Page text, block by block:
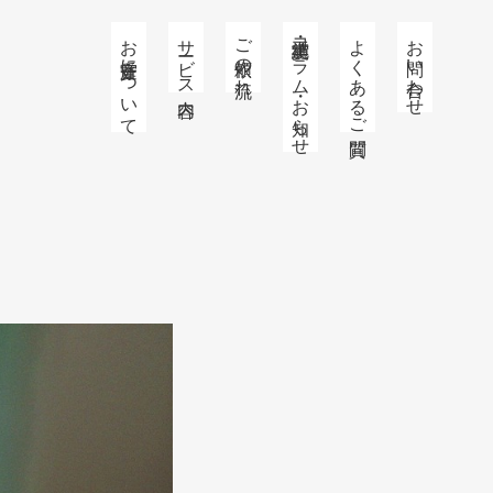
お庭番守について サービス内容 ご依頼の流れ 施工実績・コラム・お知らせ よくあるご質問 お問い合わせ